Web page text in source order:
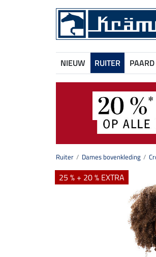
NIEUW RUITER PAARD
Ruiter Dames bovenkleding
25 % + 20 % EXTRA